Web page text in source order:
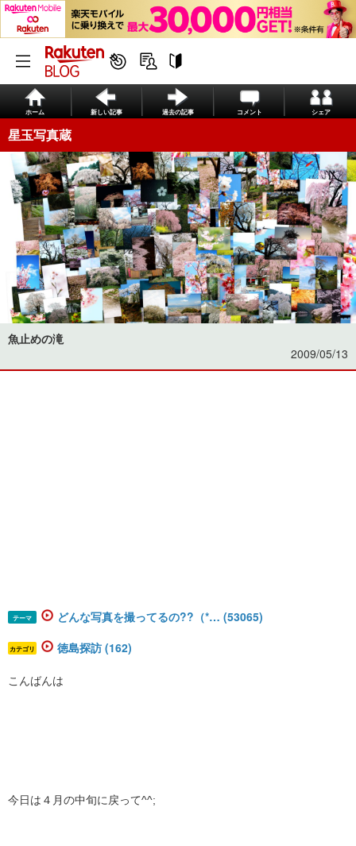
ホーム 新しい記事 過去の記事 コメント シェア
星玉写真蔵
魚止めの滝
2009/05/13
テーマ どんな写真を撮ってるの??（*… (53065)
カテゴリ 徳島探訪 (162)
こんばんは
今日は４月の中旬に戻って^^;